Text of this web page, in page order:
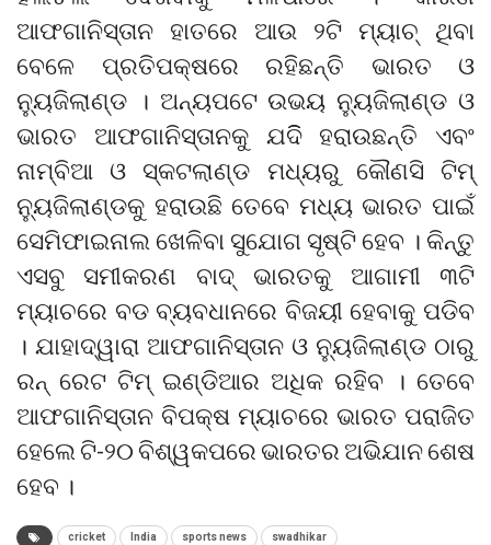
ଆଫଗାନିସ୍ତାନ ହାତରେ ଆଉ ୨ଟି ମ୍ୟାଚ୍ ଥିବା
ବେଳେ ପ୍ରତିପକ୍ଷରେ ରହିଛନ୍ତି ଭାରତ ଓ
ନ୍ୟୁଜିଲାଣ୍ଡ । ଅନ୍ୟପଟେ ଉଭୟ ନ୍ୟୁଜିଲାଣ୍ଡ ଓ
ଭାରତ ଆଫଗାନିସ୍ତାନକୁ ଯଦିି ହରାଉଛନ୍ତି ଏବଂ
ନାମ୍ବିଆ ଓ ସ୍କଟଲାଣ୍ଡ ମଧ୍ୟରୁ କୌଣସି ଟିମ୍
ନ୍ୟୁଜିଲାଣ୍ଡକୁ ହରାଉଛି ତେବେ ମଧ୍ୟ ଭାରତ ପାଇଁ
ସେମିଫାଇନାଲ ଖେଳିବା ସୁଯୋଗ ସୃଷ୍ଟି ହେବ । କିନ୍ତୁ
ଏସବୁ ସମୀକରଣ ବାଦ୍ ଭାରତକୁ ଆଗାମୀ ୩ଟି
ମ୍ୟାଚରେ ବଡ ବ୍ୟବଧାନରେ ବିଜୟୀ ହେବାକୁ ପଡିବ
। ଯାହାଦ୍ୱାରା ଆଫଗାନିସ୍ତାନ ଓ ନ୍ୟୁଜିଲାଣ୍ଡ ଠାରୁ
ରନ୍ ରେଟ ଟିମ୍ ଇଣ୍ଡିଆର ଅଧିକ ରହିବ । ତେବେ
ଆଫଗାନିସ୍ତାନ ବିପକ୍ଷ ମ୍ୟାଚରେ ଭାରତ ପରାଜିତ
ହେଲେ ଟି-୨୦ ବିଶ୍ୱକପରେ ଭାରତର ଅଭିଯାନ ଶେଷ
ହେବ ।
cricket India sports news swadhikar